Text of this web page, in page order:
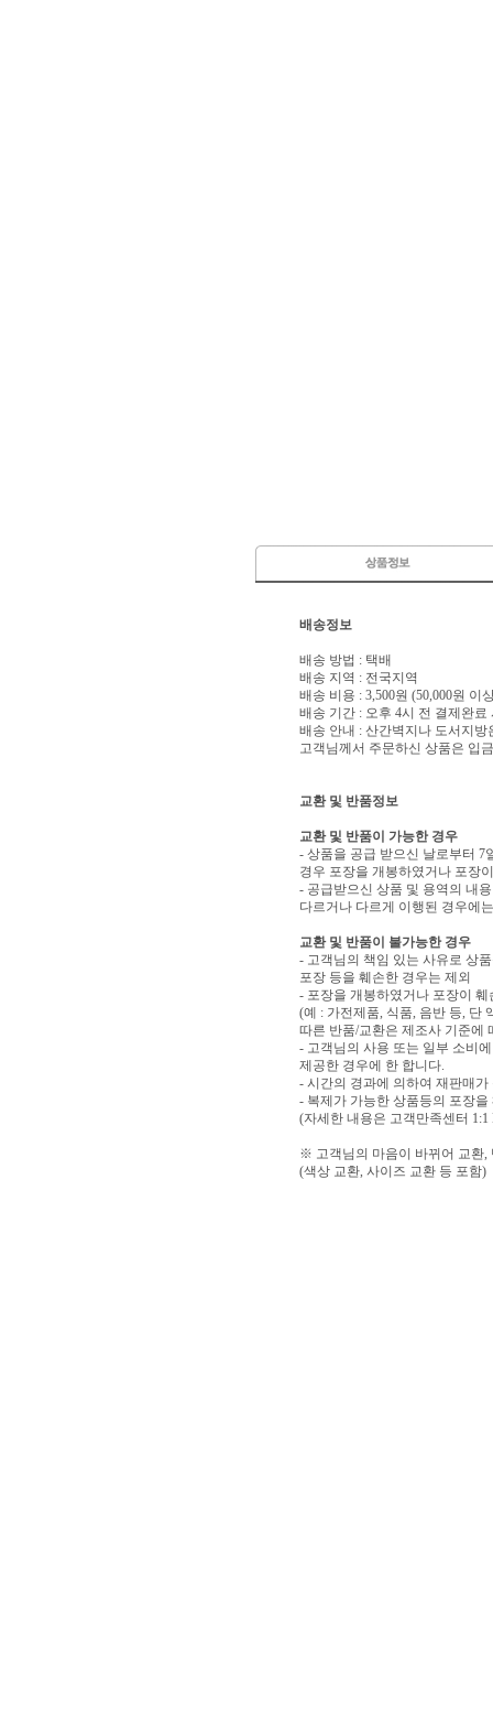
배송정보
배송 방법 : 택배
배송 지역 : 전국지역
배송 비용 : 3,500원 (50,000원 이
배송 기간 : 오후 4시 전 결제완료
배송 안내 : 산간벽지나 도서지
고객님께서 주문하신 상품은 입
교환 및 반품정보
교환 및 반품이 가능한 경우
- 상품을 공급 받으신 날로부터 7
경우 포장을 개봉하였거나 포장
- 공급받으신 상품 및 용역의 내
다르거나 다르게 이행된 경우에
교환 및 반품이 불가능한 경우
- 고객님의 책임 있는 사유로 상
포장 등을 훼손한 경우는 제외
- 포장을 개봉하였거나 포장이
(예 : 가전제품, 식품, 음반 등, 단
따른 반품/교환은 제조사 기준에
- 고객님의 사용 또는 일부 소비
제공한 경우에 한 합니다.
- 시간의 경과에 의하여 재판매
- 복제가 가능한 상품등의 포장을
(자세한 내용은 고객만족센터
※ 고객님의 마음이 바뀌어 교환,
(색상 교환, 사이즈 교환 등 포함)